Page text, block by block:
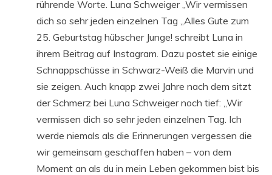
rührende Worte. Luna Schweiger „Wir vermissen
dich so sehr jeden einzelnen Tag „Alles Gute zum
25. Geburtstag hübscher Junge! schreibt Luna in
ihrem Beitrag auf Instagram. Dazu postet sie einige
Schnappschüsse in Schwarz-Weiß die Marvin und
sie zeigen. Auch knapp zwei Jahre nach dem sitzt
der Schmerz bei Luna Schweiger noch tief: „Wir
vermissen dich so sehr jeden einzelnen Tag. Ich
werde niemals als die Erinnerungen vergessen die
wir gemeinsam geschaffen haben – von dem
Moment an als du in mein Leben gekommen bist bis